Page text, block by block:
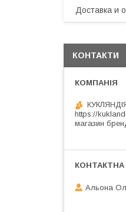
Доставка и
КОНТАКТИ
https://
магазин
Альона